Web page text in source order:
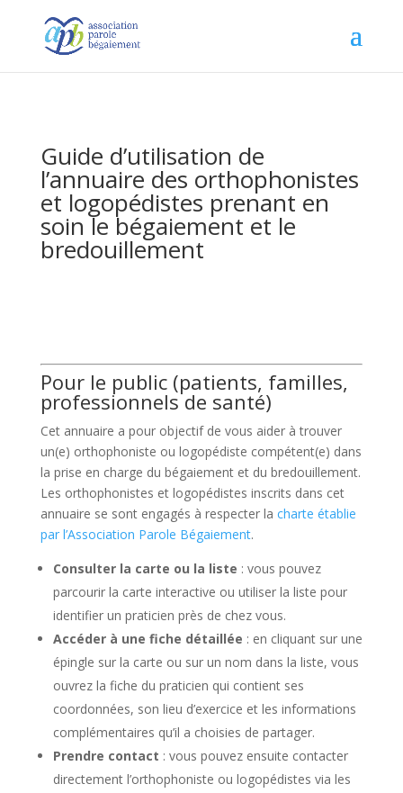
Guide d’utilisation de
l’annuaire des orthophonistes
et logopédistes prenant en
soin le bégaiement et le
bredouillement
Pour le public (patients, familles,
professionnels de santé)
Cet annuaire a pour objectif de vous aider à trouver
un(e) orthophoniste ou logopédiste compétent(e) dans
la prise en charge du bégaiement et du bredouillement.
Les orthophonistes et logopédistes inscrits dans cet
annuaire se sont engagés à respecter la charte établie
par l’Association Parole Bégaiement.
Consulter la carte ou la liste : vous pouvez
parcourir la carte interactive ou utiliser la liste pour
identifier un praticien près de chez vous.
Accéder à une fiche détaillée : en cliquant sur une
épingle sur la carte ou sur un nom dans la liste, vous
ouvrez la fiche du praticien qui contient ses
coordonnées, son lieu d’exercice et les informations
complémentaires qu’il a choisies de partager.
Prendre contact : vous pouvez ensuite contacter
directement l’orthophoniste ou logopédistes via les